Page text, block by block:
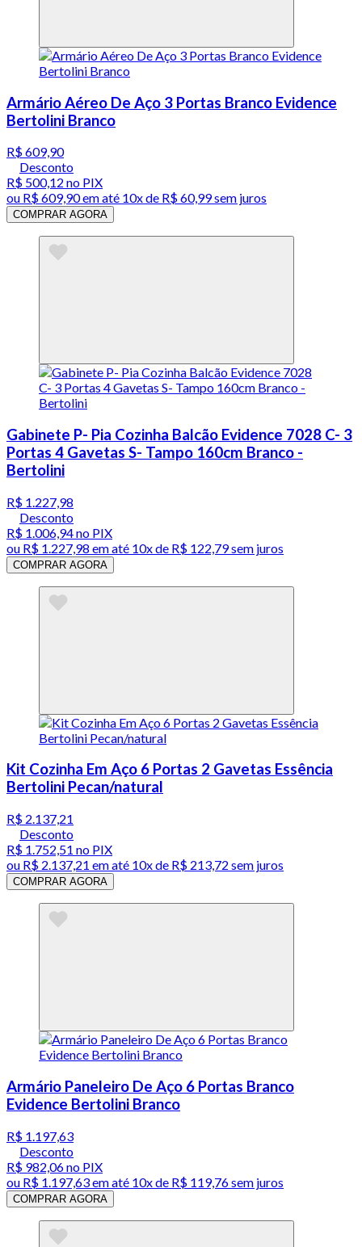
Armário Aéreo De Aço 3 Portas Branco Evidence
Bertolini Branco
R$ 609,90
Desconto
R$ 500,12 no PIX
ou R$ 609,90em até 10x de R$ 60,99 sem juros
COMPRAR AGORA
Gabinete P- Pia Cozinha Balcão Evidence 7028 C- 3
Portas 4 Gavetas S- Tampo 160cm Branco -
Bertolini
R$ 1.227,98
Desconto
R$ 1.006,94no PIX
ou R$ 1.227,98 em até 10x de R$ 122,79 sem juros
COMPRAR AGORA
Kit Cozinha Em Aço 6 Portas 2 Gavetas Essência
Bertolini Pecan/natural
R$ 2.137,21
Desconto
R$ 1.752,51 no PIX
ou R$ 2.137,21 em até 10x de R$ 213,72 sem juros
COMPRAR AGORA
Armário Paneleiro De Aço 6 Portas Branco
Evidence Bertolini Branco
R$ 1.197,63
Desconto
R$ 982,06no PIX
ou R$ 1.197,63em até 10x de R$ 119,76 sem juros
COMPRAR AGORA